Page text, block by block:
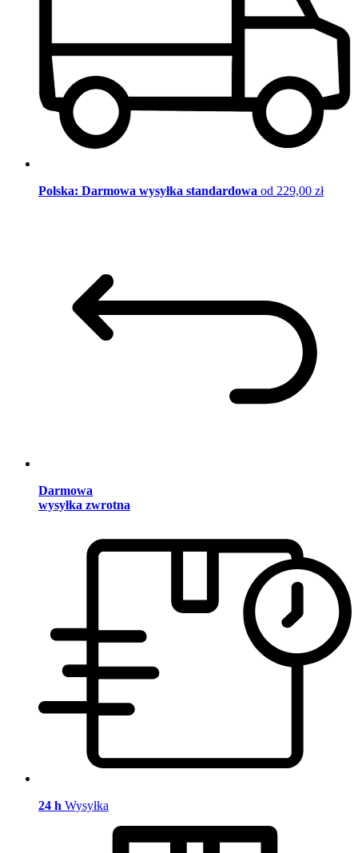
Polska: Darmowa wysyłka standardowa od 229,00 zł
Darmowa
wysyłka zwrotna
24 h Wysyłka